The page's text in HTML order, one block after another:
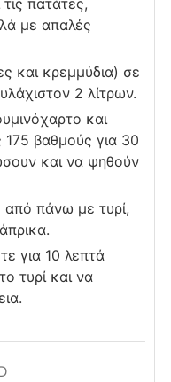
πατάτες,
με απαλές
και κρεμμύδια) σε
2 λίτρων.
και
βαθμούς για 30
και να ψηθούν
πάνω με τυρί,
για 10 λεπτά
τυρί και να